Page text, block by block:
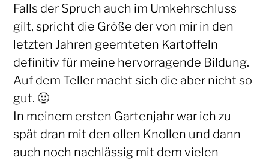
Falls der Spruch auch im Umkehrschluss
gilt, spricht die Größe der von mir in den
letzten Jahren geernteten Kartoffeln
definitiv für meine hervorragende Bildung.
Auf dem Teller macht sich die aber nicht so
gut. 🙂
In meinem ersten Gartenjahr war ich zu
spät dran mit den ollen Knollen und dann
auch noch nachlässig mit dem vielen